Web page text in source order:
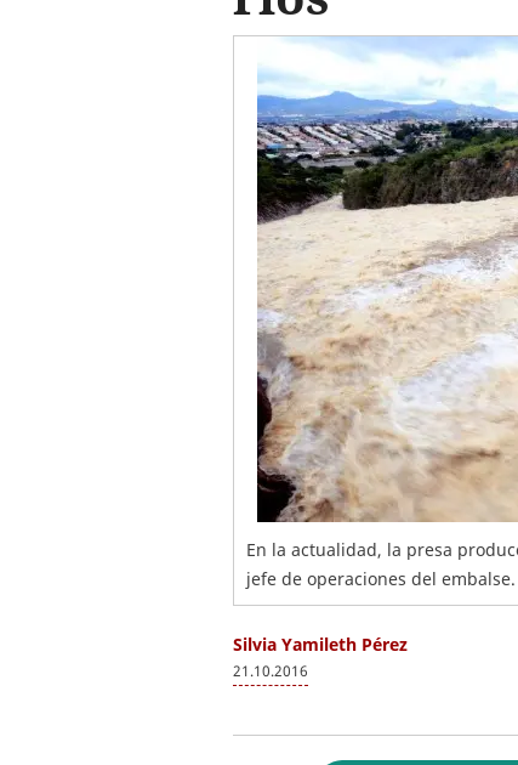
En la actualidad, la presa
jefe de operaciones del embalse.
Silvia Yamileth Pérez
21.10.2016